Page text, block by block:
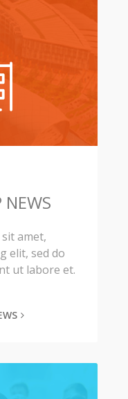
NEWS
amet,
elit, sed do
ut labore et.